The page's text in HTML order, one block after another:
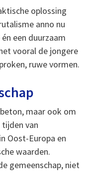
oplossing
anno nu
een duurzaam
vooral de jongere
ruwe vormen.
maar ook om
van
Oost-Europa en
waarden.
gemeenschap, niet